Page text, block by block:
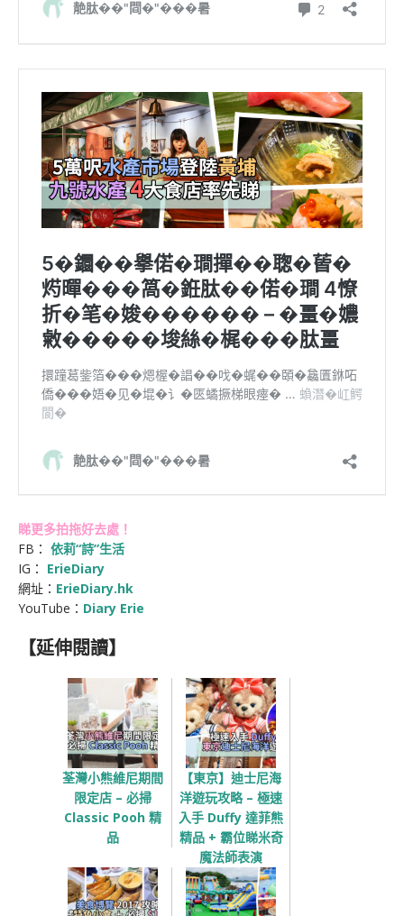
睇更多拍拖好去處！
FB： 依莉“詩”生活
IG： ErieDiary
網址： ErieDiary.hk
YouTube： Diary Erie
【延伸閱讀】
荃灣小熊維尼期間
限定店 – 必掃
Classic Pooh 精
品
【東京】迪士尼海
洋遊玩攻略 – 極速
入手 Duffy 達菲熊
精品 + 霸位睇米奇
魔法師表演